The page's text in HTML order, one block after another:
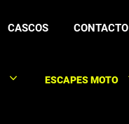
CASCOS CONTACTO
ESCAPES MOTO